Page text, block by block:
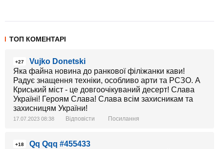
ТОП КОМЕНТАРІ
+27
Vujko Donetski
Яка файна новина до ранкової філіжанки кави!
Радує знащення техніки, особливо арти та РСЗО. А
Криський міст - це довгоочікуваний десерт! Слава
Україні! Героям Слава! Слава всім захисникам та
захисницям України!
17.07.2023 08:38 Відповісти Посилання
+18
Qq Qqq #455433